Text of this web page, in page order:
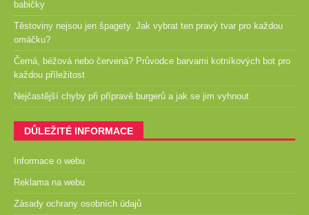
babičky
Těstoviny nejsou jen špagety. Jak vybrat ten pravý tvar pro každou
omáčku?
Černá, béžová nebo červená? Průvodce barvami kotníkových bot pro
každou příležitost
Nejčastější chyby při přípravě burgerů a jak se jim vyhnout
DŮLEŽITÉ INFORMACE
Informace o webu
Reklama na webu
Zásady ochrany osobních údajů